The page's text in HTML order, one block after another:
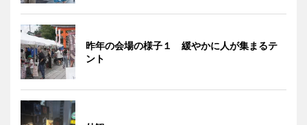
昨年の会場の様子１ 緩やかに人が集まるテ
ント